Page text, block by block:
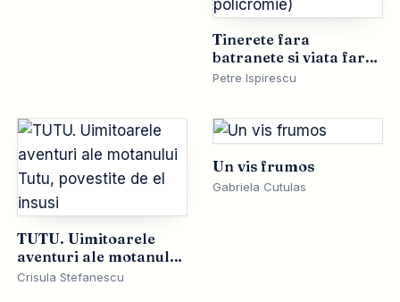
Tinerete fara
batranete si viata fara
de moarte (editie de
Petre Ispirescu
TUTU. Uimitoarele
aventuri ale motanului
Tutu, povestite de el
Crisula Stefanescu
Un vis frumos
Gabriela Cutulas